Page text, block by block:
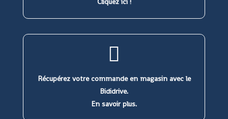
Récupérez votre commande en magasin avec le
Bididrive.
En savoir plus.